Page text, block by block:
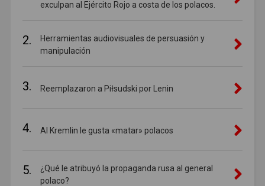
exculpan al Ejército Rojo a costa de los polacos.
2.
Herramientas audiovisuales de persuasión y
manipulación
3. Reemplazaron a Piłsudski por Lenin
4. Al Kremlin le gusta «matar» polacos
5.
¿Qué le atribuyó la propaganda rusa al general
polaco?